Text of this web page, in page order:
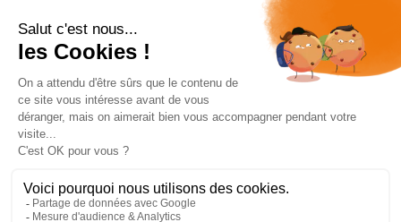
Accès rapide
Gamme
Gastronomie
Informations
Mentions légales
Politique de confidentialité
Ce site est protégé par le reCAPTCHA Google.
Politique de confidentialitéetconditions d’utilisations